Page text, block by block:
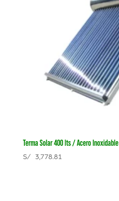
Terma Solar 400 lts / Acero Inoxidable
S/3,778.81